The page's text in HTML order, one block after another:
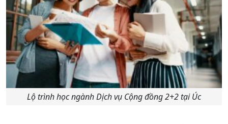
Lộ trình học ngành Dịch vụ Cộng đồng 2+2 tại Úc